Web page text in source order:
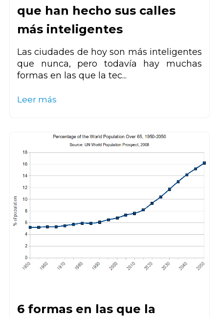
que han hecho sus calles
más inteligentes
Las ciudades de hoy son más inteligentes
que nunca, pero todavía hay muchas
formas en las que la tec...
Leer más
6 formas en las que la